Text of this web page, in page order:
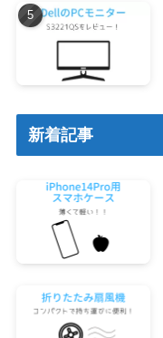
新着記事